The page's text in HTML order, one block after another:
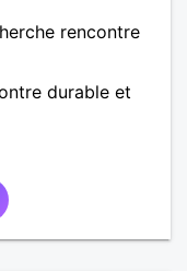
rencontre
durable et